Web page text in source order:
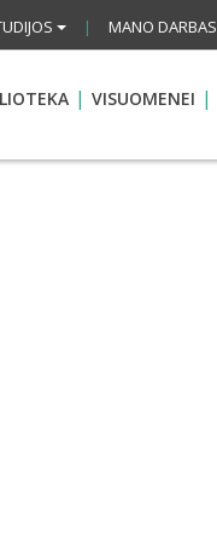
| MANO DARBAS
VISUOMENEI